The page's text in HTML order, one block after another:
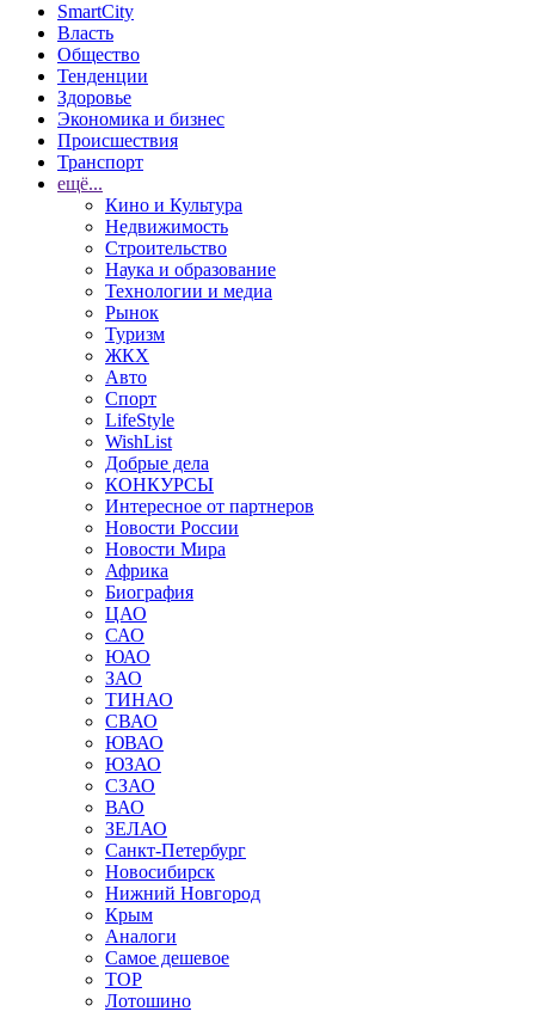
SmartCity
Власть
Общество
Тенденции
Здоровье
Экономика и бизнес
Происшествия
Транспорт
ещё...
Кино и Культура
Недвижимость
Строительство
Наука и образование
Технологии и медиа
Рынок
Туризм
ЖКХ
Авто
Спорт
LifeStyle
WishList
Добрые дела
КОНКУРСЫ
Интересное от партнеров
Новости России
Новости Мира
Африка
Биография
ЦАО
САО
ЮАО
ЗАО
ТИНАО
СВАО
ЮВАО
ЮЗАО
СЗАО
ВАО
ЗЕЛАО
Санкт-Петербург
Новосибирск
Нижний Новгород
Крым
Аналоги
Самое дешевое
TOP
Лотошино